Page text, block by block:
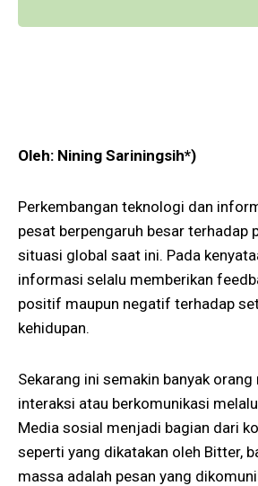
Oleh: Nining Sariningsih*)
Perkembangan teknologi dan
pesat berpengaruh besar terhadap
situasi global saat ini. Pada
informasi selalu memberikan
positif maupun negatif terhadap
kehidupan.
Sekarang ini semakin banyak orang
interaksi atau berkomunikasi
Media sosial menjadi bagian dari
seperti yang dikatakan oleh Bitter,
massa adalah pesan yang